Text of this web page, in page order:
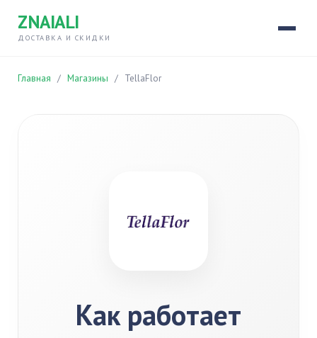
ZNAIALI
ДОСТАВКА И СКИДКИ
Главная / Магазины / TellaFlor
Как работает